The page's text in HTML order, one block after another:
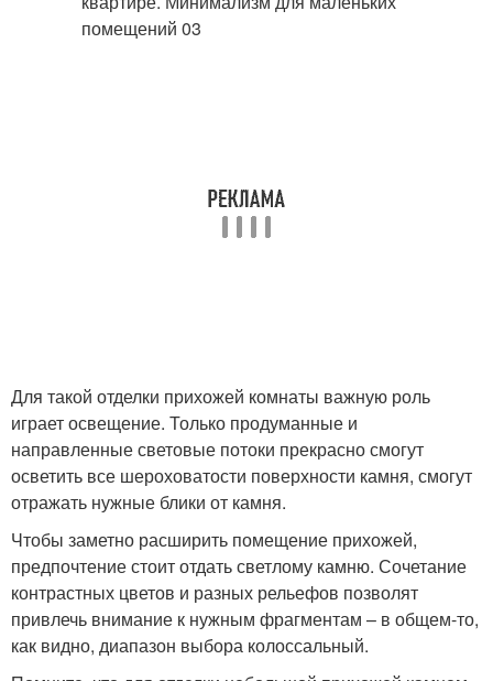
Для такой отделки прихожей комнаты важную роль
играет освещение. Только продуманные и
направленные световые потоки прекрасно смогут
осветить все шероховатости поверхности камня, смогут
отражать нужные блики от камня.
Чтобы заметно расширить помещение прихожей,
предпочтение стоит отдать светлому камню. Сочетание
контрастных цветов и разных рельефов позволят
привлечь внимание к нужным фрагментам – в общем-то,
как видно, диапазон выбора колоссальный.